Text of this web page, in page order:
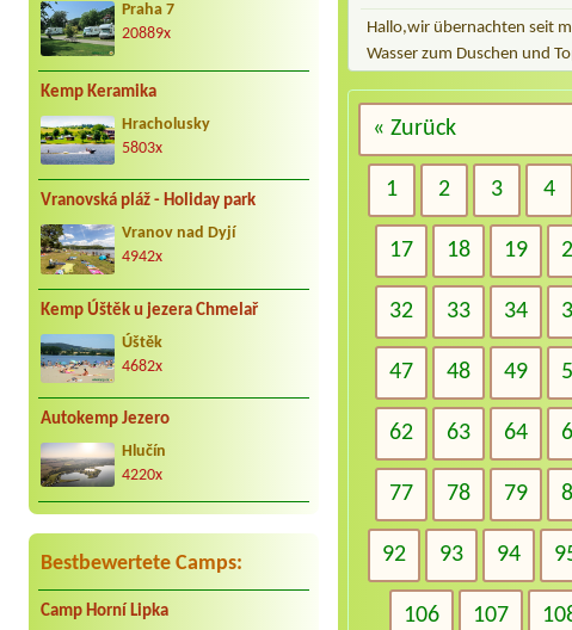
Praha 7
20889x
Kemp Keramika
Hracholusky
5803x
Vranovská pláž - Holiday park
Vranov nad Dyjí
4942x
Kemp Úštěk u jezera Chmelař
Úštěk
4682x
Autokemp Jezero
Hlučín
4220x
Bestbewertete Camps:
Camp Horní Lipka
Hallo,wir übernachten seit
Wasser zum Duschen und
« Zurück
1 2 3 4
17 18 19
32 33 34
47 48 49
62 63 64
77 78 79
92 93 94
106 107